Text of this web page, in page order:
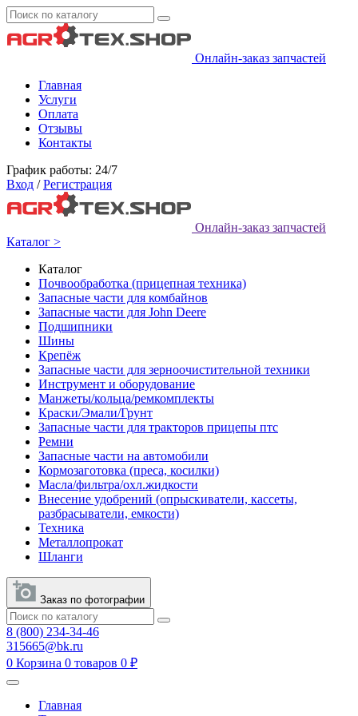
Онлайн-заказ запчастей
Главная
Услуги
Оплата
Отзывы
Контакты
График работы: 24/7
Вход / Регистрация
Онлайн-заказ запчастей
Каталог >
Каталог
Почвообработка (прицепная техника)
Запасные части для комбайнов
Запасные части для John Deere
Подшипники
Шины
Крепёж
Запасные части для зерноочистительной техники
Инструмент и оборудование
Манжеты/кольца/ремкомплекты
Краски/Эмали/Грунт
Запасные части для тракторов прицепы птс
Ремни
Запасные части на автомобили
Кормозаготовка (преса, косилки)
Масла/фильтра/охл.жидкости
Внесение удобрений (опрыскиватели, кассеты,
разбрасыватели, емкости)
Техника
Металлопрокат
Шланги
Заказ по фотографии
8 (800) 234-34-46
315665@bk.ru
0 Корзина 0 товаров 0 ₽
Главная